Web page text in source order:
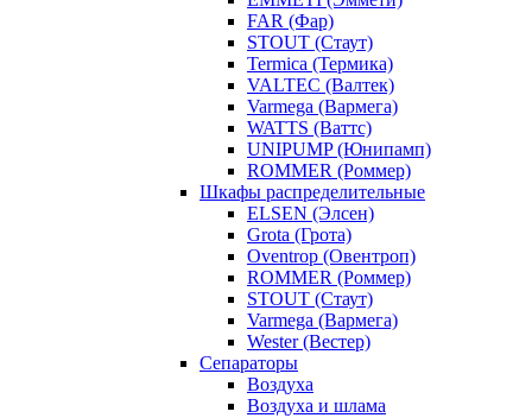
FAR (Фар)
STOUT (Стаут)
Termica (Термика)
VALTEC (Валтек)
Varmega (Вармега)
WATTS (Ваттс)
UNIPUMP (Юнипамп)
ROMMER (Роммер)
Шкафы распределительные
ELSEN (Элсен)
Grota (Грота)
Oventrop (Овентроп)
ROMMER (Роммер)
STOUT (Стаут)
Varmega (Вармега)
Wester (Вестер)
Сепараторы
Воздуха
Воздуха и шлама